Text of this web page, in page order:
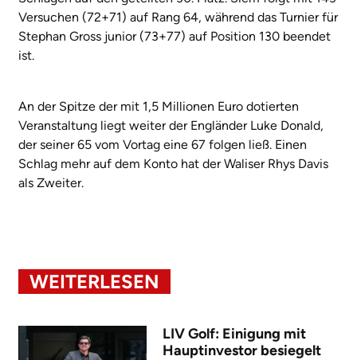
Versuchen (72+71) auf Rang 64, während das Turnier für
Stephan Gross junior (73+77) auf Position 130 beendet
ist.
An der Spitze der mit 1,5 Millionen Euro dotierten
Veranstaltung liegt weiter der Engländer Luke Donald,
der seiner 65 vom Vortag eine 67 folgen ließ. Einen
Schlag mehr auf dem Konto hat der Waliser Rhys Davis
als Zweiter.
WEITERLESEN
LIV Golf: Einigung mit
Hauptinvestor besiegelt